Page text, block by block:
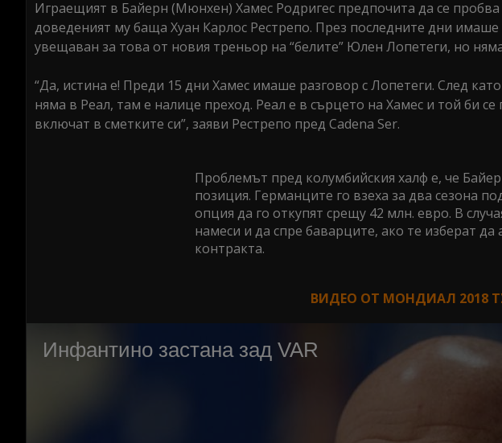
Играещият в Байерн (Мюнхен) Хамес Родригес предпочита да се
доведеният му баща Хуан Карлос Рестрепо. През последните дни
увещаван за това от новия треньор на “белите” Юлен Лопетеги, но
“Да, истина е! Преди 15 дни Хамес имаше разговор с Лопетеги. След
няма в Реал, там е налице преход. Реал е в сърцето на Хамес и той би
включат в сметките си”, заяви Рестрепо пред Cadena Ser.
Проблемът пред колумбийския халф е, че
позиция. Германците го взеха за два сезона
опция да го откупят срещу 42 млн. евро. В
намеси и да спре баварците, ако те изберат да
контракта.
ВИДЕО ОТ МОНДИАЛ 2018